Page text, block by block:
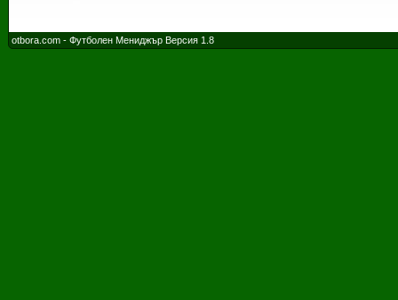
otbora.com - Футболен Мениджър Версия 1.8